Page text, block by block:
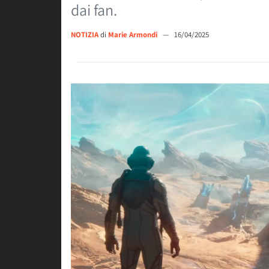
dai fan.
NOTIZIAdi Marie Armondi — 16/04/2025